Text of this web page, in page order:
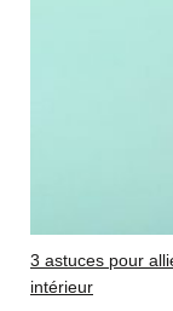
3 astuces pour
intérieur